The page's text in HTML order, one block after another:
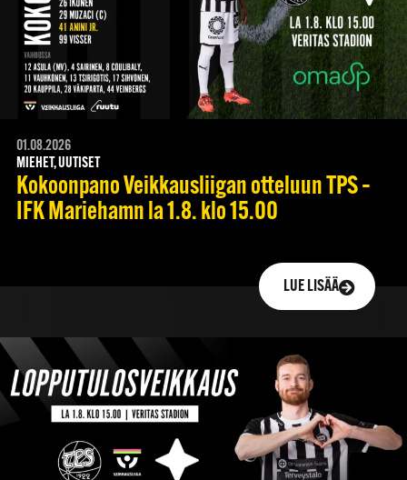
01.08.2026
MIEHET, UUTISET
Kokoonpano Veikkausliigan otteluun TPS –
IFK Mariehamn la 1.8. klo 15.00
LUE LISÄÄ